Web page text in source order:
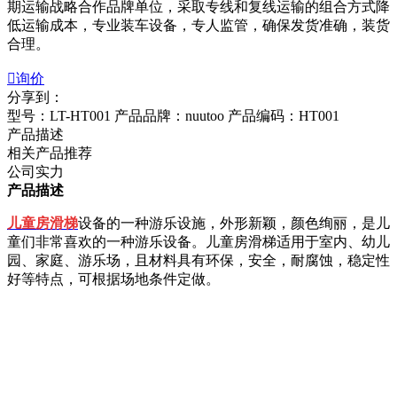
期运输战略合作品牌单位，采取专线和复线运输的组合方式降
低运输成本，专业装车设备，专人监管，确保发货准确，装货
合理。
询价
分享到：
型号：LT-HT001 产品品牌：nuutoo 产品编码：HT001
产品描述
相关产品推荐
公司实力
产品描述
儿童房滑梯设备的一种游乐设施，外形新颖，颜色绚丽，是儿
童们非常喜欢的一种游乐设备。儿童房滑梯适用于室内、幼儿
园、家庭、游乐场，且材料具有环保，安全，耐腐蚀，稳定性
好等特点，可根据场地条件定做。